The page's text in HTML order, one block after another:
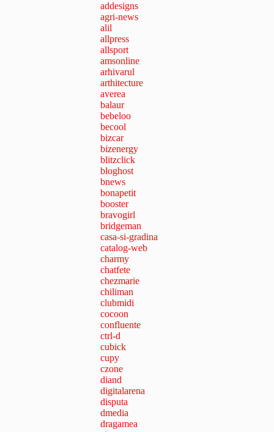
addesigns
agri-news
alil
allpress
allsport
amsonline
arhivarul
arthitecture
averea
balaur
bebeloo
becool
bizcar
bizenergy
blitzclick
bloghost
bnews
bonapetit
booster
bravogirl
bridgeman
casa-si-gradina
catalog-web
charmy
chatfete
chezmarie
chiliman
clubmidi
cocoon
confluente
ctrl-d
cubick
cupy
czone
diand
digitalarena
disputa
dmedia
dragamea